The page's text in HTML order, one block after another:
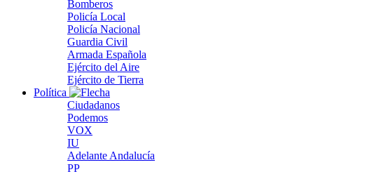
Bomberos
Policía Local
Policía Nacional
Guardia Civil
Armada Española
Ejército del Aire
Ejército de Tierra
Política
Ciudadanos
Podemos
VOX
IU
Adelante Andalucía
PP